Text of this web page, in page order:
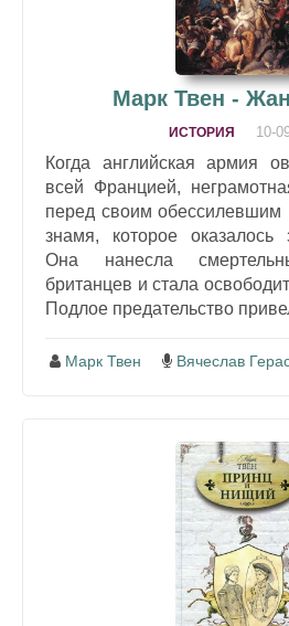
Марк Твен -
ИСТОРИЯ 10-
Когда английская армия
всей Францией,
перед своим обессилевшим
знамя, которое
Она нанесла
британцев и стала
Подлое предательство
Марк Твен Вячеслав